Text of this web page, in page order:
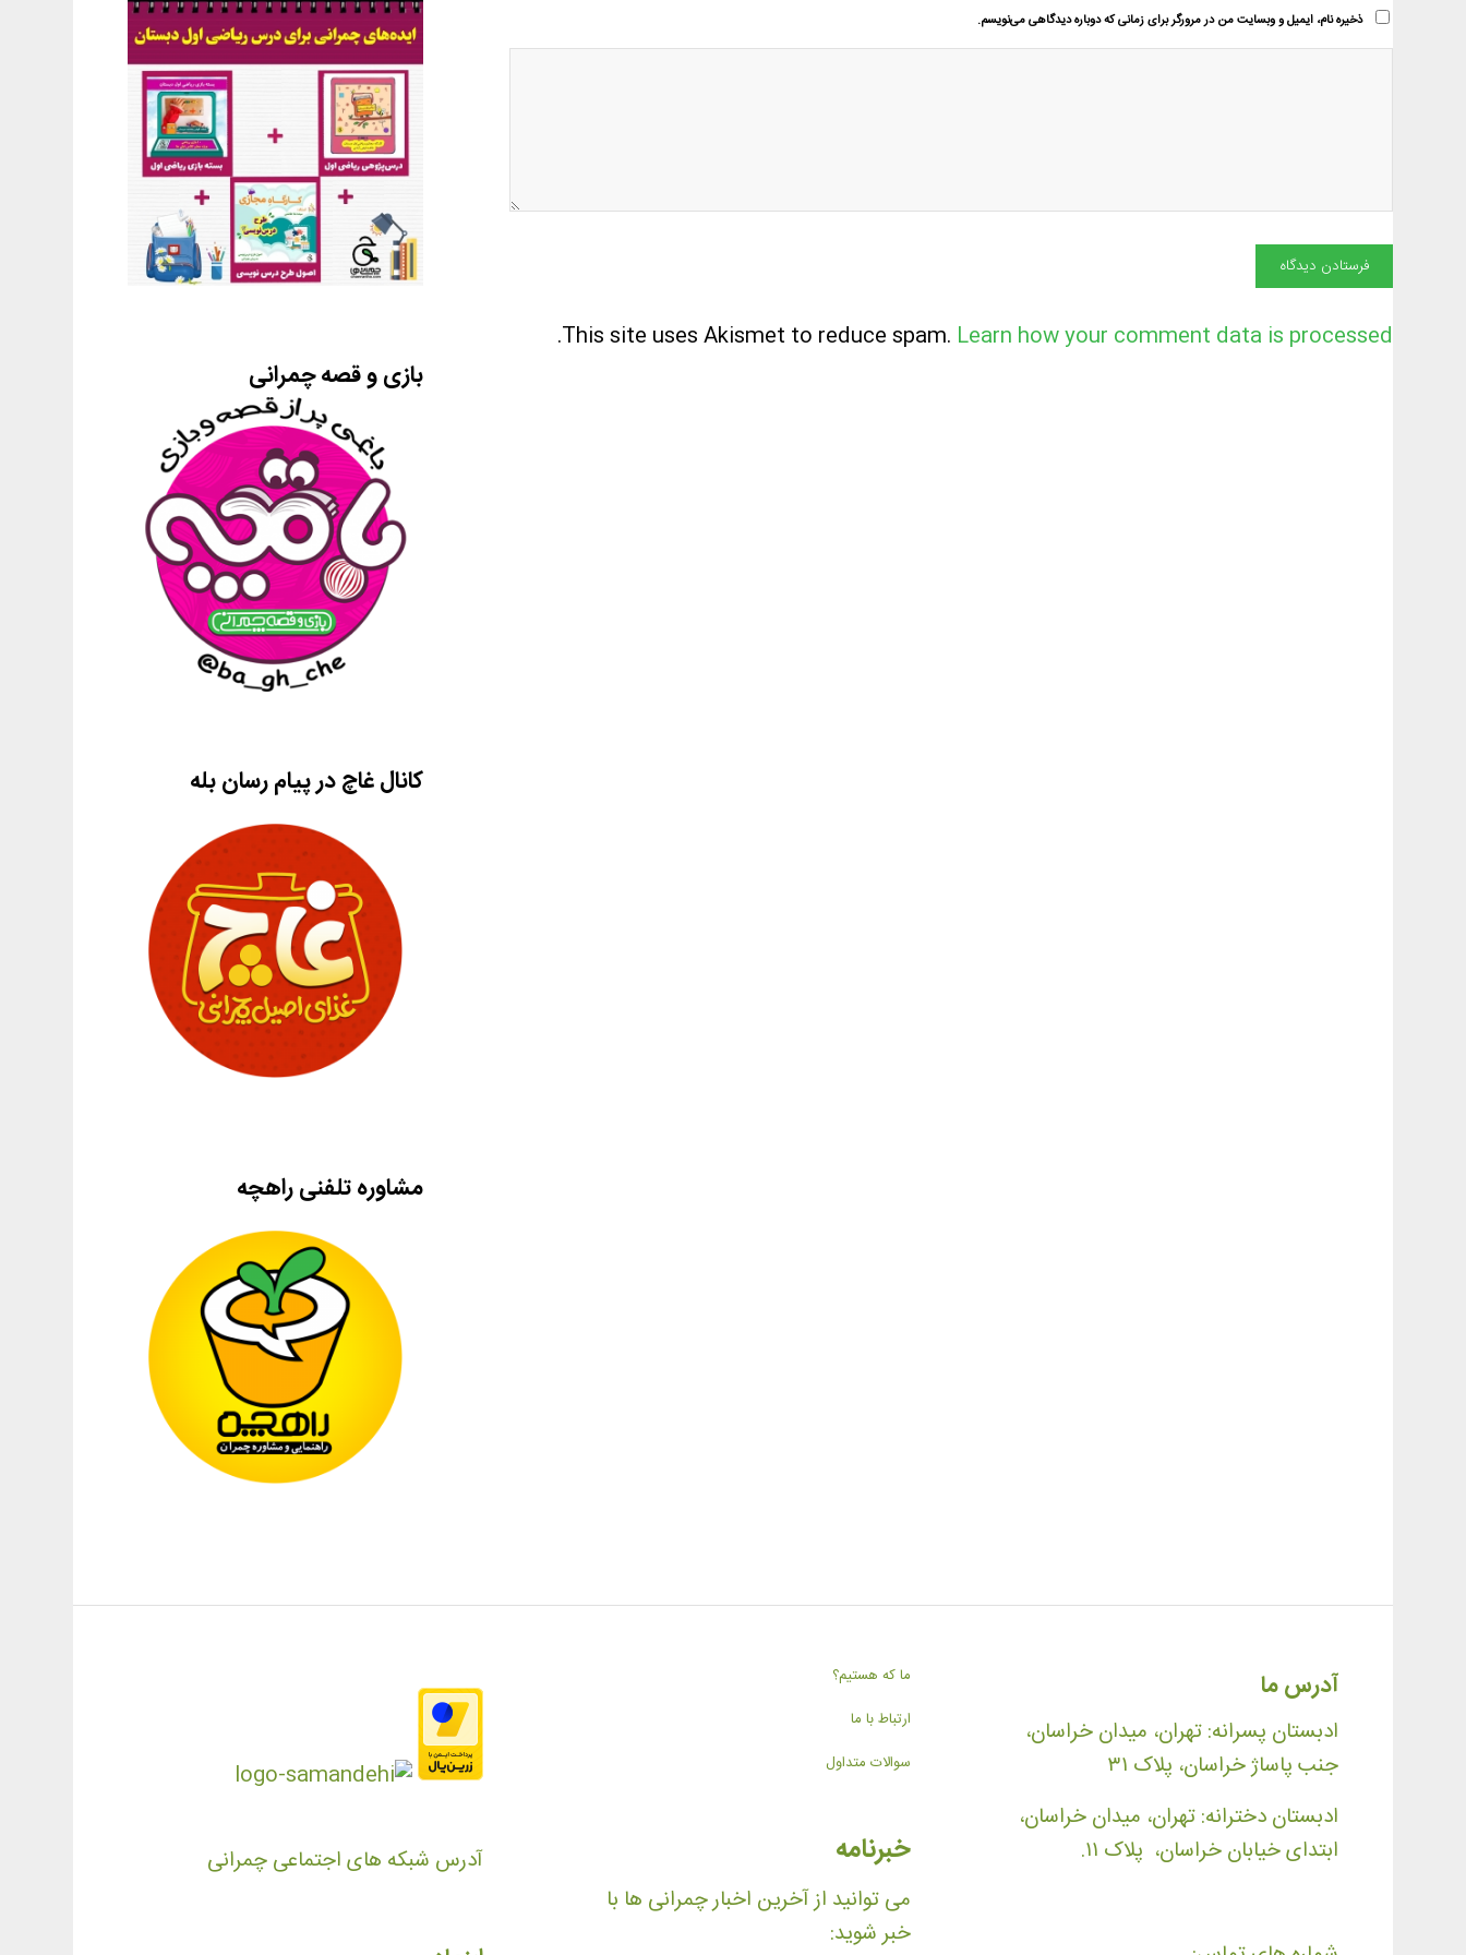
ذخیره نام، ایمیل و وبسایت من در مرورگر برای زمانی که دوباره دیدگاهی می‌نویسم.
This site uses Akismet to reduce spam. Learn how your comment data is processed
.
بازی و قصه چمرانی
کانال غاچ در پیام رسان بله
مشاوره تلفنی راهچه
آدرس ما
ادبستان پسرانه: تهران، میدان خراسان،
جنب پاساژ خراسان، پلاک ۳۱
ادبستان دخترانه: تهران، میدان خراسان،
ابتدای خیابان خراسان، پلاک ۱۱.
ما که هستیم؟
ارتباط با ما
سوالات متداول
خبرنامه
می توانید از آخرین اخبار چمرانی ها با
خبر شوید:
آدرس شبکه های اجتماعی چمرانی